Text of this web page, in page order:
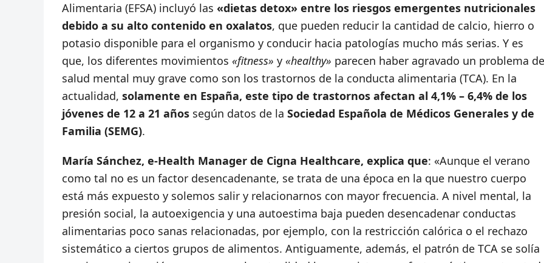
Alimentaria (EFSA) incluyó las «dietas detox» entre los riesgos emergentes nutricionales
debido a su alto contenido en oxalatos, que pueden reducir la cantidad de calcio, hierro o
potasio disponible para el organismo y conducir hacia patologías mucho más serias. Y es
que, los diferentes movimientos «fitness» y «healthy» parecen haber agravado un problema de
salud mental muy grave como son los trastornos de la conducta alimentaria (TCA). En la
actualidad, solamente en España, este tipo de trastornos afectan al 4,1% – 6,4% de los
jóvenes de 12 a 21 años según datos de la Sociedad Española de Médicos Generales y de
Familia (SEMG).
María Sánchez, e-Health Manager de Cigna Healthcare, explica que: «Aunque el verano
como tal no es un factor desencadenante, se trata de una época en la que nuestro cuerpo
está más expuesto y solemos salir y relacionarnos con mayor frecuencia. A nivel mental, la
presión social, la autoexigencia y una autoestima baja pueden desencadenar conductas
alimentarias poco sanas relacionadas, por ejemplo, con la restricción calórica o el rechazo
sistemático a ciertos grupos de alimentos. Antiguamente, además, el patrón de TCA se solía